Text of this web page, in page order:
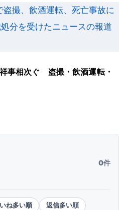
事相次ぐ 盗撮・飲酒運転・
0件
ね多い順 返信多い順